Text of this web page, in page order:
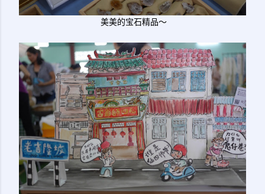
美美的宝石精品～